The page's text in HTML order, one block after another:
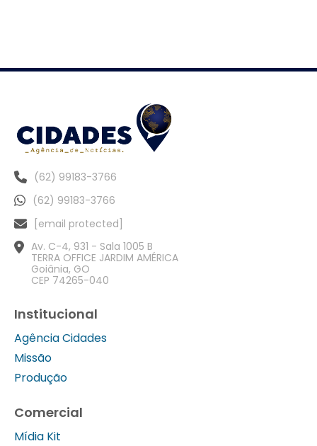
(62) 99183-3766
(62) 99183-3766
[email protected]
Av. C-4, 931 - Sala 1005 B
TERRA OFFICE JARDIM AMÉRICA
Goiânia, GO
CEP 74265-040
Institucional
Agência Cidades
Missão
Produção
Comercial
Mídia Kit